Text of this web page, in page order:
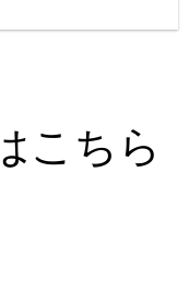
こちら